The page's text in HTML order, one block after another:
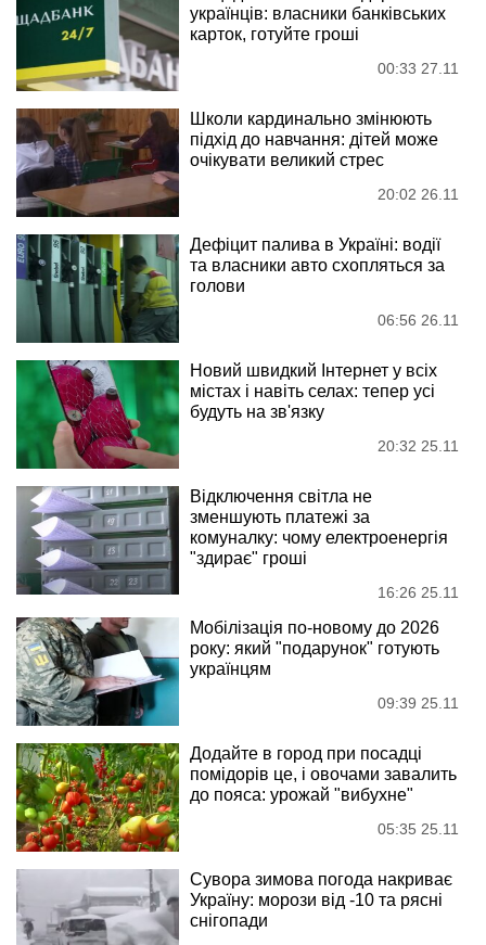
українців: власники банківських
карток, готуйте гроші
00:33 27.11
Школи кардинально змінюють
підхід до навчання: дітей може
очікувати великий стрес
20:02 26.11
Дефіцит палива в Україні: водії
та власники авто схопляться за
голови
06:56 26.11
Новий швидкий Інтернет у всіх
містах і навіть селах: тепер усі
будуть на зв'язку
20:32 25.11
Відключення світла не
зменшують платежі за
комуналку: чому електроенергія
"здирає" гроші
16:26 25.11
Мобілізація по-новому до 2026
року: який "подарунок" готують
українцям
09:39 25.11
Додайте в город при посадці
помідорів це, і овочами завалить
до пояса: урожай "вибухне"
05:35 25.11
Сувора зимова погода накриває
Україну: морози від -10 та рясні
снігопади